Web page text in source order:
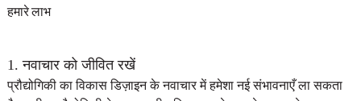
हमारे लाभ
1. नवाचार को जीवित रखें
प्रौद्योगिकी का विकास डिज़ाइन के नवाचार में हमेशा नई संभावनाएँ ला सकता